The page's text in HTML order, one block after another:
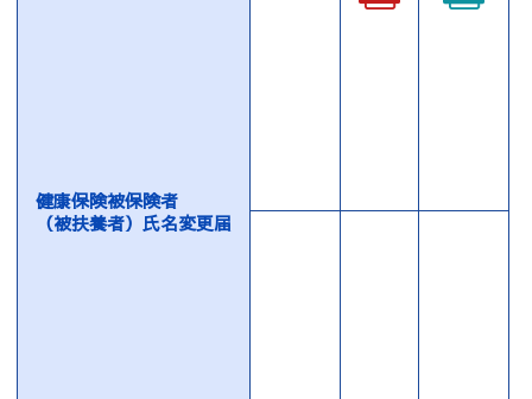
健康保険被保険者
（被扶養者）氏名変更届